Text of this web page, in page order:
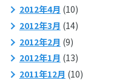
2012年4月 (10)
2012年3月 (14)
2012年2月 (9)
2012年1月 (13)
2011年12月 (10)